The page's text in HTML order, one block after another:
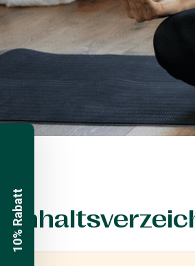
10% Rabatt